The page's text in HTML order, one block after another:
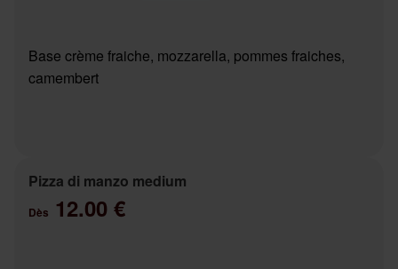
Base crème fraiche, mozzarella, pommes fraiches,
camembert
Pizza di manzo medium
Dès 12.00 €